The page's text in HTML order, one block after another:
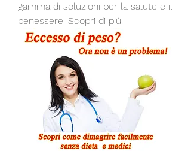
gamma di soluzioni per la salute e il
benessere. Scopri di più!